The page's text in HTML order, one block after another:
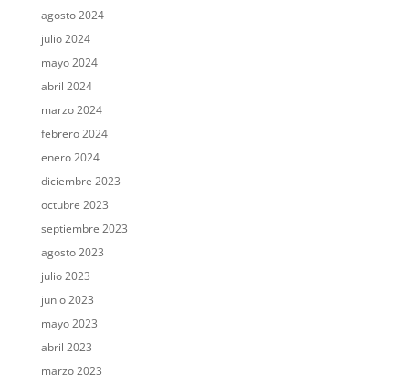
agosto 2024
julio 2024
mayo 2024
abril 2024
marzo 2024
febrero 2024
enero 2024
diciembre 2023
octubre 2023
septiembre 2023
agosto 2023
julio 2023
junio 2023
mayo 2023
abril 2023
marzo 2023